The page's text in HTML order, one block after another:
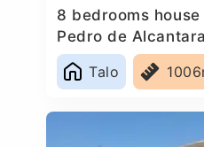
8 bedrooms
Pedro de
Talo